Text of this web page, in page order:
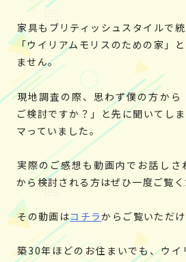
家具もブリティッシュスタイルで
「ウイリアムモリスのための家」
ません。
現地調査の際、思わず僕の方から
ご検討ですか？」と先に聞いてし
マっていました。
実際のご感想も動画内でお話しさ
から検討される方はぜひ一度ご覧く
その動画はコチラからご覧いただけ
築30年ほどのお住まいでも、ウイ